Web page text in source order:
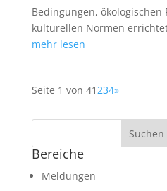
Bedingungen, ökologischen
kulturellen Normen
mehr lesen
Seite 1 von 41234»
Bereiche
Meldungen